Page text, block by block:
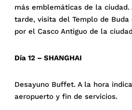
más emblemáticas de la ciudad.
tarde, visita del Templo de
por el Casco Antiguo de la
Día 12 – SHANGHAI
Desayuno Buffet. A la hora
aeropuerto y fin de servicios.